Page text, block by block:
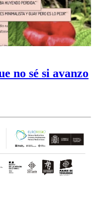
no sé si avanzo